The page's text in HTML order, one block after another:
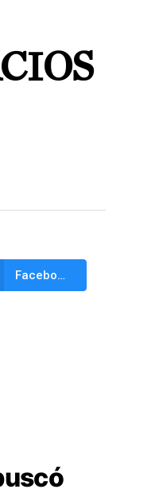
Facebook Messenger